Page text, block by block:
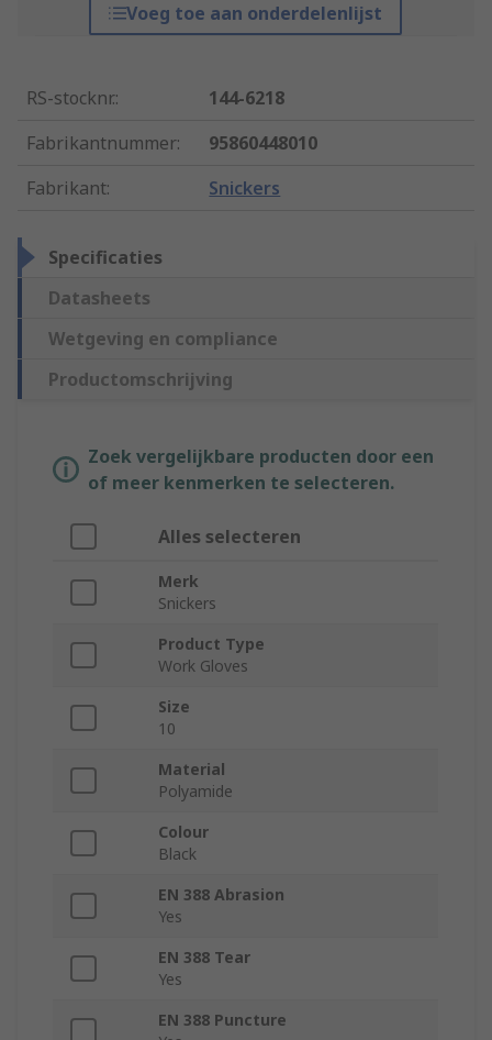
Voeg toe aan onderdelenlijst
RS-stocknr.:
144-6218
Fabrikantnummer:
95860448010
Fabrikant: Snickers
Specificaties
Datasheets
Wetgeving en compliance
Productomschrijving
Zoek vergelijkbare producten door een
of meer kenmerken te selecteren.
Alles selecteren
Merk
Snickers
Product Type
Work Gloves
Size
10
Material
Polyamide
Colour
Black
EN 388 Abrasion
Yes
EN 388 Tear
Yes
EN 388 Puncture